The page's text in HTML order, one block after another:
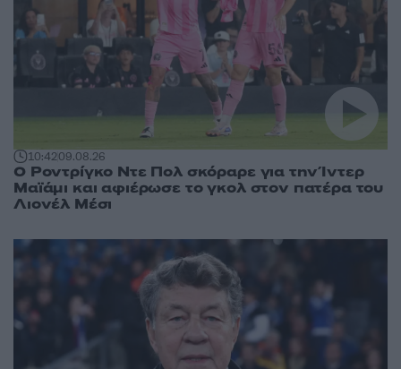
10:4209.08.26
Ο Ροντρίγκο Ντε Πολ σκόραρε για την Ίντερ
Μαϊάμι και αφιέρωσε το γκολ στον πατέρα του
Λιονέλ Μέσι